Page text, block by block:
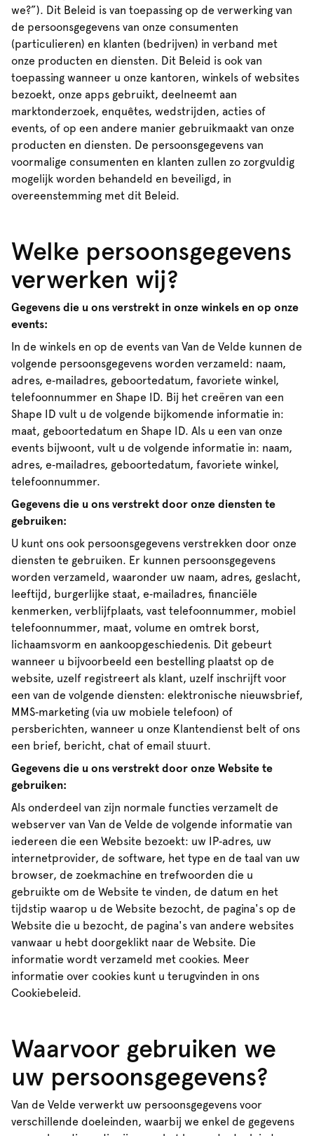
we?”). Dit Beleid is van toepassing op de verwerking van
de persoonsgegevens van onze consumenten
(particulieren) en klanten (bedrijven) in verband met
onze producten en diensten. Dit Beleid is ook van
toepassing wanneer u onze kantoren, winkels of websites
bezoekt, onze apps gebruikt, deelneemt aan
marktonderzoek, enquêtes, wedstrijden, acties of
events, of op een andere manier gebruikmaakt van onze
producten en diensten. De persoonsgegevens van
voormalige consumenten en klanten zullen zo zorgvuldig
mogelijk worden behandeld en beveiligd, in
overeenstemming met dit Beleid.
Welke persoonsgegevens
verwerken wij?
Gegevens die u ons verstrekt in onze winkels en op onze
events:
In de winkels en op de events van Van de Velde kunnen de
volgende persoonsgegevens worden verzameld: naam,
adres, e‑mailadres, geboortedatum, favoriete winkel,
telefoonnummer en Shape ID. Bij het creëren van een
Shape ID vult u de volgende bijkomende informatie in:
maat, geboortedatum en Shape ID. Als u een van onze
events bijwoont, vult u de volgende informatie in: naam,
adres, e‑mailadres, geboortedatum, favoriete winkel,
telefoonnummer.
Gegevens die u ons verstrekt door onze diensten te
gebruiken:
U kunt ons ook persoonsgegevens verstrekken door onze
diensten te gebruiken. Er kunnen persoonsgegevens
worden verzameld, waaronder uw naam, adres, geslacht,
leeftijd, burgerlijke staat, e‑mailadres, financiële
kenmerken, verblijfplaats, vast telefoonnummer, mobiel
telefoonnummer, maat, volume en omtrek borst,
lichaamsvorm en aankoopgeschiedenis. Dit gebeurt
wanneer u bijvoorbeeld een bestelling plaatst op de
website, uzelf registreert als klant, uzelf inschrijft voor
een van de volgende diensten: elektronische nieuwsbrief,
MMS‑marketing (via uw mobiele telefoon) of
persberichten, wanneer u onze Klantendienst belt of ons
een brief, bericht, chat of email stuurt.
Gegevens die u ons verstrekt door onze Website te
gebruiken:
Als onderdeel van zijn normale functies verzamelt de
webserver van Van de Velde de volgende informatie van
iedereen die een Website bezoekt: uw IP‑adres, uw
internetprovider, de software, het type en de taal van uw
browser, de zoekmachine en trefwoorden die u
gebruikte om de Website te vinden, de datum en het
tijdstip waarop u de Website bezocht, de pagina's op de
Website die u bezocht, de pagina's van andere websites
vanwaar u hebt doorgeklikt naar de Website. Die
informatie wordt verzameld met cookies. Meer
informatie over cookies kunt u terugvinden in ons
Cookiebeleid.
Waarvoor gebruiken we
uw persoonsgegevens?
Van de Velde verwerkt uw persoonsgegevens voor
verschillende doeleinden, waarbij we enkel de gegevens